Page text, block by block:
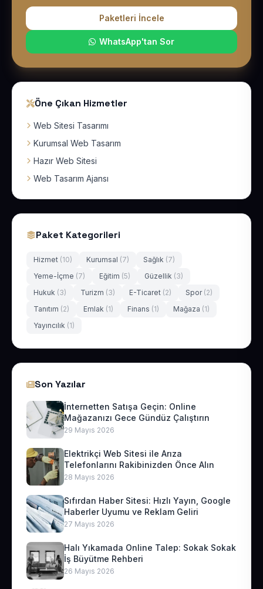
Paketleri İncele
WhatsApp'tan Sor
Öne Çıkan Hizmetler
Web Sitesi Tasarımı
Kurumsal Web Tasarım
Hazır Web Sitesi
Web Tasarım Ajansı
Paket Kategorileri
Hizmet (10) Kurumsal (7) Sağlık (7)
Yeme-İçme (7) Eğitim (5) Güzellik (3)
Hukuk (3) Turizm (3) E-Ticaret (2) Spor (2)
Tanıtım (2) Emlak (1) Finans (1) Mağaza (1)
Yayıncılık (1)
Son Yazılar
İnternetten Satışa Geçin: Online
Mağazanızı Gece Gündüz Çalıştırın
29 Mayıs 2026
Elektrikçi Web Sitesi ile Arıza
Telefonlarını Rakibinizden Önce Alın
28 Mayıs 2026
Sıfırdan Haber Sitesi: Hızlı Yayın, Google
Haberler Uyumu ve Reklam Geliri
27 Mayıs 2026
Halı Yıkamada Online Talep: Sokak Sokak
İş Büyütme Rehberi
26 Mayıs 2026